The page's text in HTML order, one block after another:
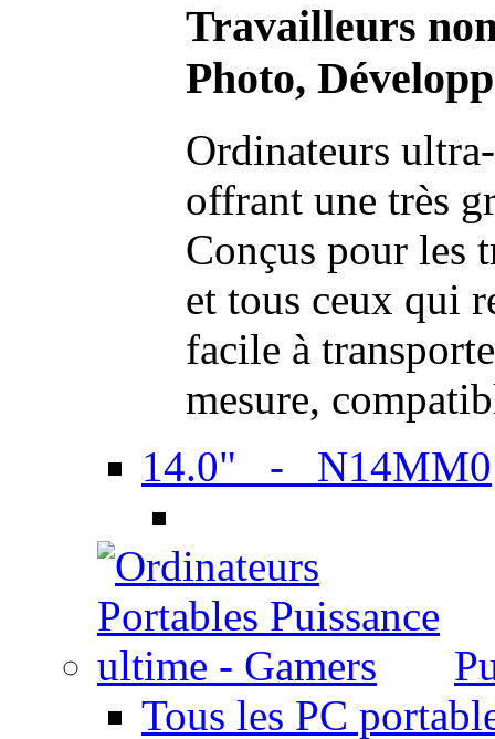
Travailleurs
Photo,
Ordinateurs
offrant une très
Conçus pour les
et tous ceux qui
facile à
mesure,
14.0" - N14MM0
Tous les PC